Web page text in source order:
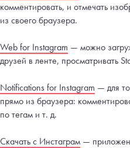
комментировать, и отмечать
из своего браузера.
Web for Instagram — можно
друзей в ленте, просматривать
Notifications for Instagram — для
прямо из браузера:
по тегам и т. д.
Скачать с Инстаграм —